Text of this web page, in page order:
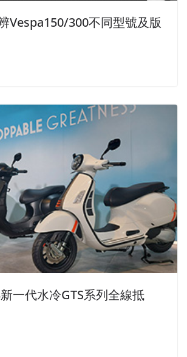
Vespa150/300不同型號及版
一代水冷GTS系列全線抵